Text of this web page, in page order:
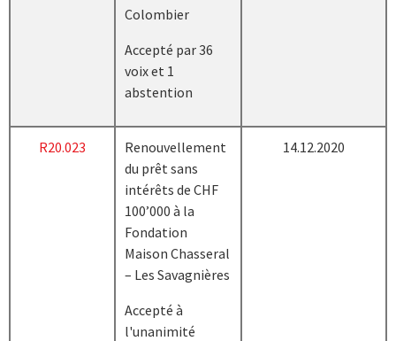
Colombier
Accepté par 36
voix et 1
abstention
R20.023
Renouvellement
du prêt sans
intérêts de CHF
100’000 à la
Fondation
Maison Chasseral
– Les Savagnières
Accepté à
l'unanimité
14.12.2020